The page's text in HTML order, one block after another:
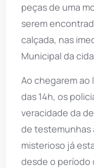
peças de uma
serem
calçada, nas
Municipal da
Ao chegarem
das 14h, os
veracidade da
de testemunhas
misterioso já
desde o período